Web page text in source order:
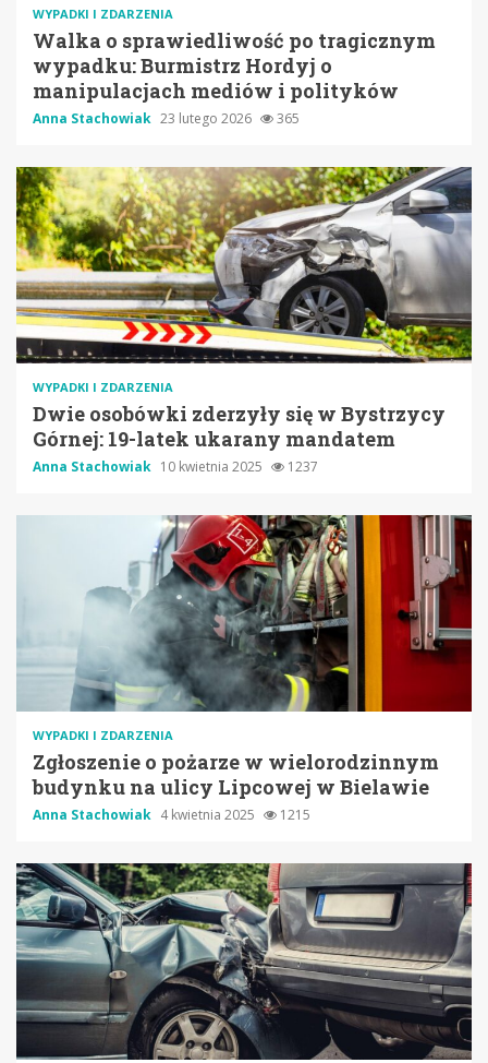
WYPADKI I ZDARZENIA
Walka o sprawiedliwość po tragicznym
wypadku: Burmistrz Hordyj o
manipulacjach mediów i polityków
Anna Stachowiak 23 lutego 2026 365
WYPADKI I ZDARZENIA
Dwie osobówki zderzyły się w Bystrzycy
Górnej: 19-latek ukarany mandatem
Anna Stachowiak 10 kwietnia 2025 1237
WYPADKI I ZDARZENIA
Zgłoszenie o pożarze w wielorodzinnym
budynku na ulicy Lipcowej w Bielawie
Anna Stachowiak 4 kwietnia 2025 1215